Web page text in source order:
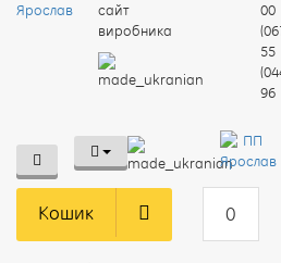
сайт
виробника
00
55
96
Кошик 0